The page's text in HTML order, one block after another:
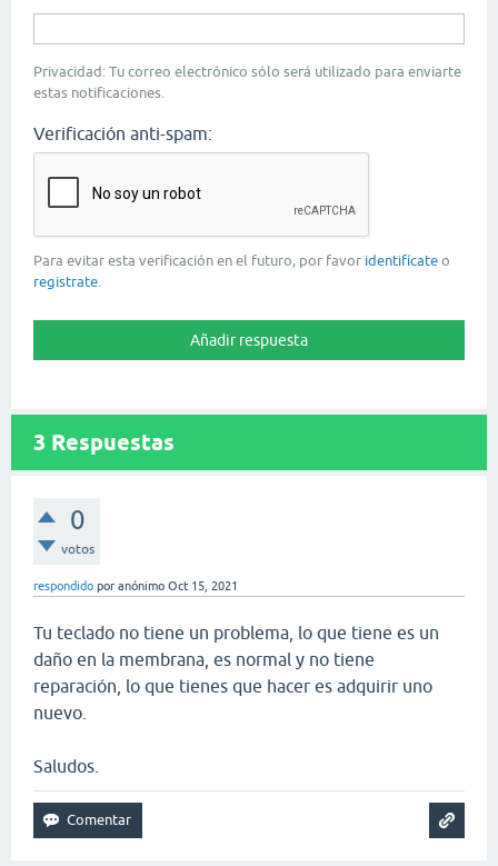
Privacidad: Tu correo electrónico sólo será utilizado para enviarte
estas notificaciones.
Verificación anti-spam:
Para evitar esta verificación en el futuro, por favor identifícate o
registrate
3 Respuestas
0
votos
respondido por anónimo Oct 15, 2021
Tu teclado no tiene un problema, lo que tiene es un
daño en la membrana, es normal y no tiene
reparación, lo que tienes que hacer es adquirir uno
nuevo.
Saludos.